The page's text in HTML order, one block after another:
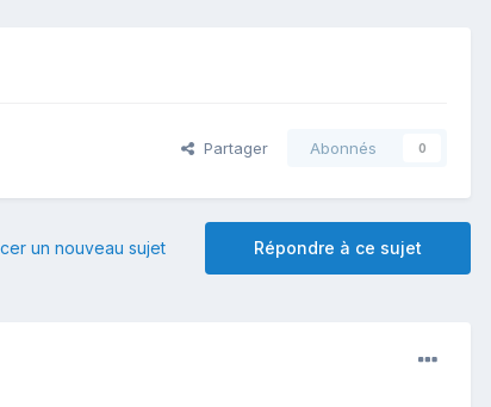
Partager Abonnés 0
Répondre à ce sujet
un nouveau sujet